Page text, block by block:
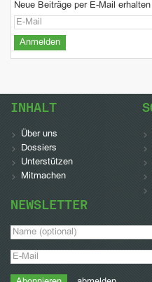
Neue Beiträge per E-Mail erhalten
INHALT
Über uns
Dossiers
Unterstützen
Mitmachen
NEWSLETTER